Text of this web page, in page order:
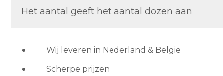
Pearl
Het aantal geeft het aantal dozen aan
Wij leveren in Nederland & België
Scherpe prijzen